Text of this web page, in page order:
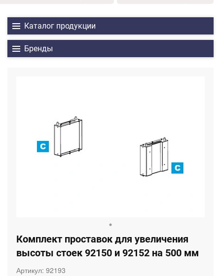
Каталог продукции
Бренды
Комплект проставок для увеличения
высоты стоек 92150 и 92152 на 500 мм
Артикул: 92193